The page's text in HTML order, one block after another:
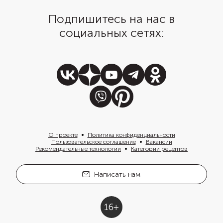
Подпишитесь на нас в
социальных сетях:
О проекте
Политика конфиденциальности
Пользовательское соглашение
Вакансии
Рекомендательные технологии
Категории рецептов
Написать нам